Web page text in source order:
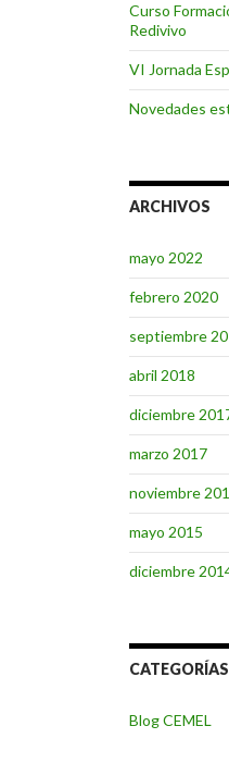
Curso
Redivivo
VI Jornada
Novedades
ARCHIVOS
mayo 2022
febrero 2020
septiembre
abril 2018
diciembre
marzo 2017
noviembre
mayo 2015
diciembre
CATEGORÍAS
Blog CEMEL